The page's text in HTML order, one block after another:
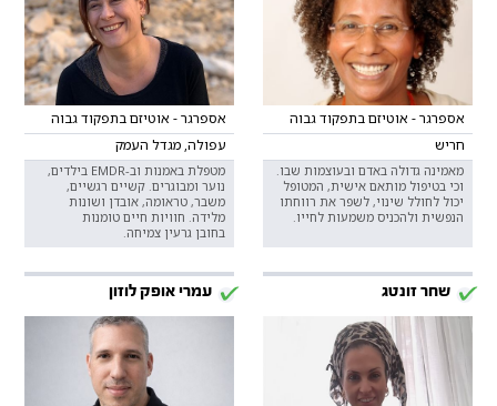
אספרגר - אוטיזם בתפקוד גבוה
חריש
מאמינה גדולה באדם ובעוצמות שבו.
וכי בטיפול מותאם אישית, המטופל
יכול לחולל שינוי, לשפר את רווחתו
הנפשית ולהכניס משמעות לחייו.
אספרגר - אוטיזם בתפקוד גבוה
עפולה, מגדל העמק
מטפלת באמנות וב-EMDR בילדים,
נוער ומבוגרים. קשיים רגשיים,
משבר, טראומה, אובדן ושונות
מלידה. חוויות חיים טומנות
בחובן גרעין צמיחה.
שחר זונטג עמרי אופק לוזון